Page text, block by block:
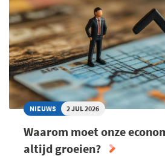
WELVAARTSSTAAT
ONBETAALBAAR
NIEUWS 2 JUL 2026
Waarom moet onze
altijd groeien?